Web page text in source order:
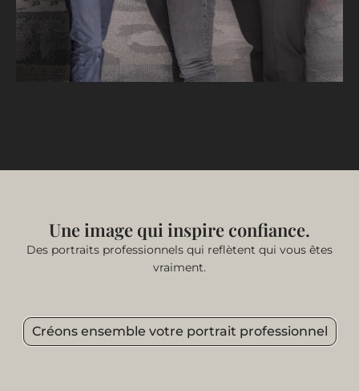
Une image qui inspire confiance.
Des portraits professionnels qui reflètent qui vous êtes
vraiment.
Créons ensemble votre portrait professionnel